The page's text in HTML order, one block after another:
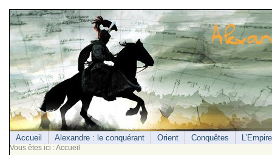
Accueil Alexandre : le conquérant Orient Conquêtes L’Empire
Vous êtes ici : Accueil